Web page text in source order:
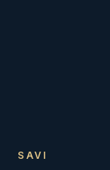
SAVI